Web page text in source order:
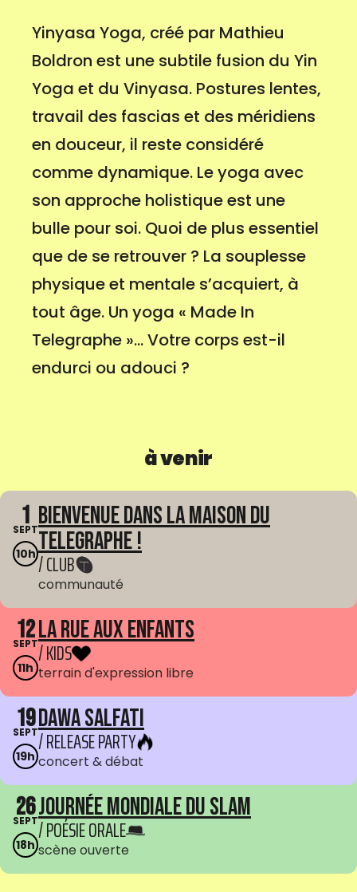
Yinyasa Yoga, créé par Mathieu
Boldron est une subtile fusion du Yin
Yoga et du Vinyasa. Postures lentes,
travail des fascias et des méridiens
en douceur, il reste considéré
comme dynamique. Le yoga avec
son approche holistique est une
bulle pour soi. Quoi de plus essentiel
que de se retrouver ? La souplesse
physique et mentale s’acquiert, à
tout âge. Un yoga « Made In
Telegraphe »... Votre corps est-il
endurci ou adouci ?
à venir
1
SEPT
10h
Bienvenue dans La Maison du
Telegraphe !
/ CLUB
communauté
12
SEPT
11h
La Rue aux enfants
/ KIDS
terrain d'expression libre
19
SEPT
19h
Dawa Salfati
/ RELEASE PARTY
concert & débat
26
SEPT
18h
Journée mondiale du Slam
/ POÉSIE ORALE
scène ouverte